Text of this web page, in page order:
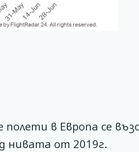
полети в Европа се
нивата от 2019г.